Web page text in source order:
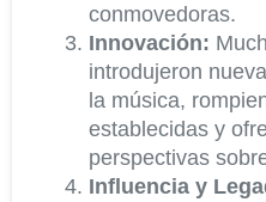
conmovedoras.
Innovación:
introdujeron
la música,
establecidas y
perspectivas
Influencia y